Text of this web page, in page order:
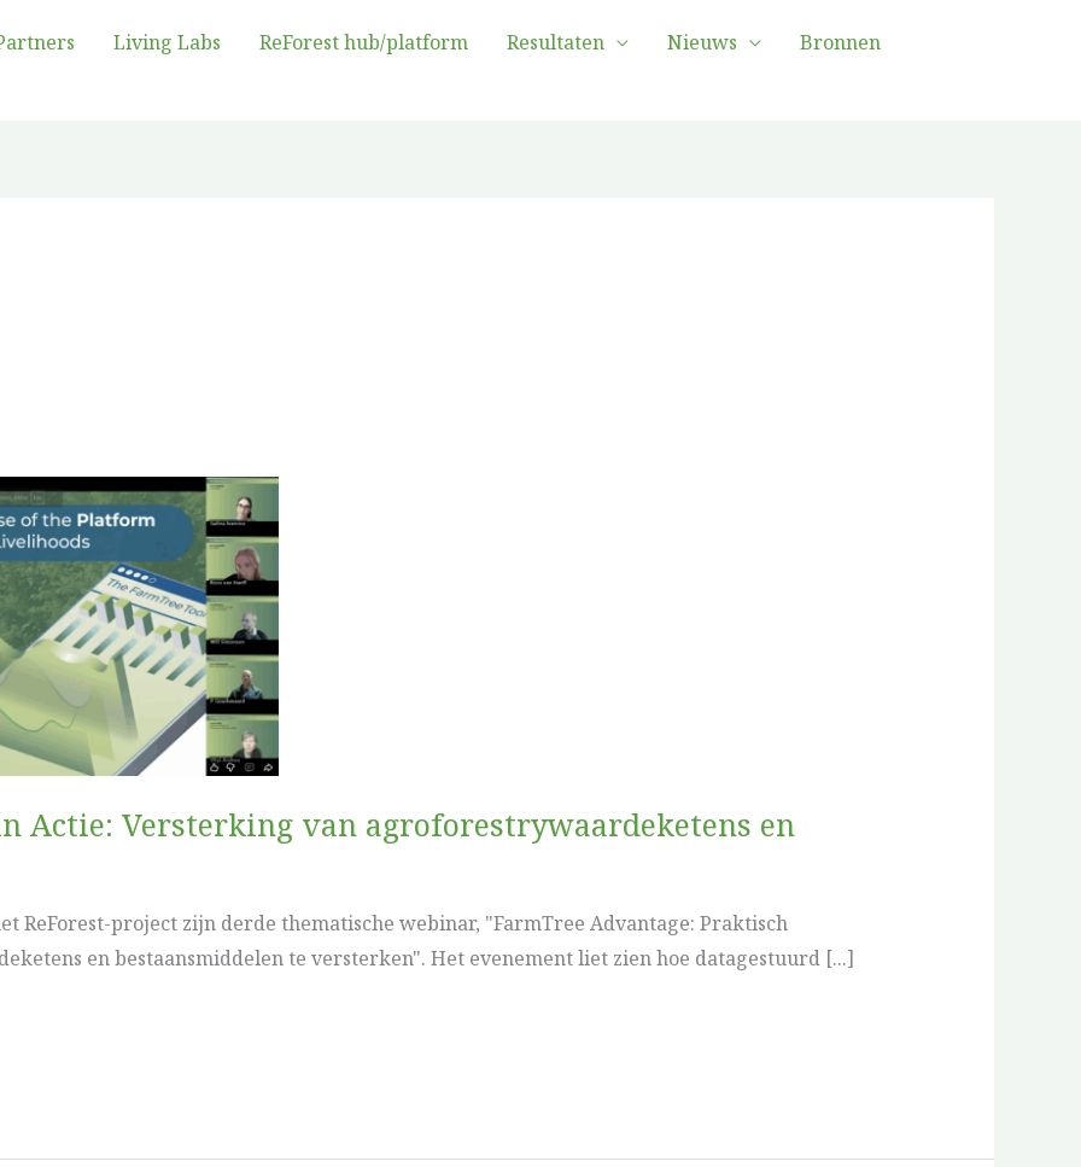
Living Labs ReForest hub/platform Resultaten Nieuws
Bronnen
Actie: Versterking van agroforestrywaardeketens en
ReForest-project zijn derde thematische webinar, "FarmTree Advantage: Praktisch
en bestaansmiddelen te versterken". Het evenement liet zien hoe datagestuurd [...]